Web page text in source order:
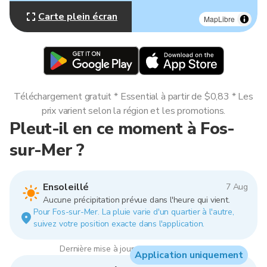
MapLibre
Carte plein écran
Pleut-il en ce moment à Fos-
sur-Mer ?
Ensoleillé
7 Aug
Aucune précipitation prévue dans l'heure qui vient.
Pour Fos-sur-Mer. La pluie varie d'un quartier à l'autre,
suivez votre position exacte dans l'application.
Dernière mise à jour : 03:00, 7 Aug 2026
Téléchargement gratuit * Essential à partir de $0,83 * Les
prix varient selon la région et les promotions.
Application uniquement